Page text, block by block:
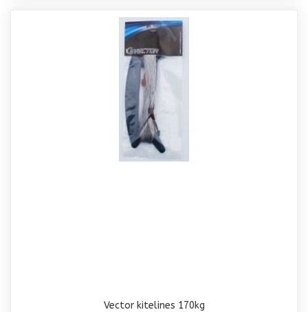
Vector kitelines 170kg